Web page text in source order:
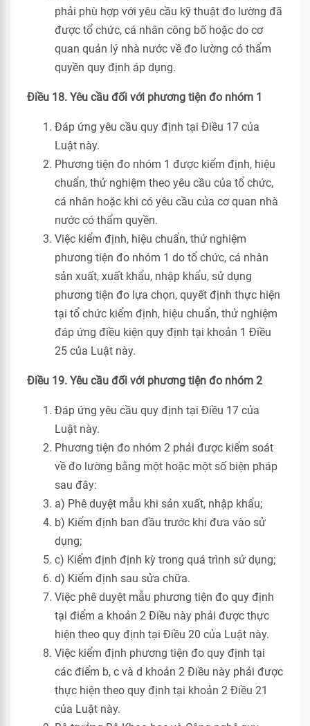
phải phù hợp với yêu cầu kỹ thuật đo lường đã
được tổ chức, cá nhân công bố hoặc do cơ
quan quản lý nhà nước về đo lường có thẩm
quyền quy định áp dụng.
Điều 18. Yêu cầu đối với phương tiện đo nhóm 1
Đáp ứng yêu cầu quy định tại Điều 17 của
Luật này.
Phương tiện đo nhóm 1 được kiểm định, hiệu
chuẩn, thử nghiệm theo yêu cầu của tổ chức,
cá nhân hoặc khi có yêu cầu của cơ quan nhà
nước có thẩm quyền.
Việc kiểm định, hiệu chuẩn, thử nghiệm
phương tiện đo nhóm 1 do tổ chức, cá nhân
sản xuất, xuất khẩu, nhập khẩu, sử dụng
phương tiện đo lựa chọn, quyết định thực hiện
tại tổ chức kiểm định, hiệu chuẩn, thử nghiệm
đáp ứng điều kiện quy định tại khoản 1 Điều
25 của Luật này.
Điều 19. Yêu cầu đối với phương tiện đo nhóm 2
Đáp ứng yêu cầu quy định tại Điều 17 của
Luật này.
Phương tiện đo nhóm 2 phải được kiểm soát
về đo lường bằng một hoặc một số biện pháp
sau đây:
a) Phê duyệt mẫu khi sản xuất, nhập khẩu;
b) Kiểm định ban đầu trước khi đưa vào sử
dụng;
c) Kiểm định định kỳ trong quá trình sử dụng;
d) Kiểm định sau sửa chữa.
Việc phê duyệt mẫu phương tiện đo quy định
tại điểm a khoản 2 Điều này phải được thực
hiện theo quy định tại Điều 20 của Luật này.
Việc kiểm định phương tiện đo quy định tại
các điểm b, c và d khoản 2 Điều này phải được
thực hiện theo quy định tại khoản 2 Điều 21
của Luật này.